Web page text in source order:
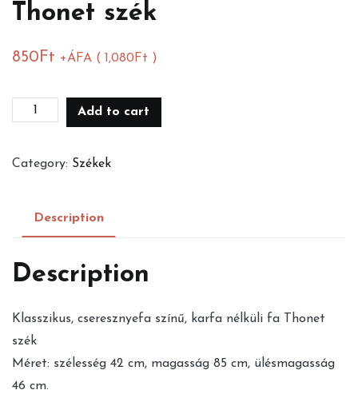
Thonet szék
850Ft +ÁFA ( 1,080Ft )
Thonet
Add to cart
Category: Székek
Description
Description
Klasszikus, cseresznyefa színű, karfa nélküli fa Thonet
szék
Méret: szélesség 42 cm, magasság 85 cm, ülésmagasság
46 cm.